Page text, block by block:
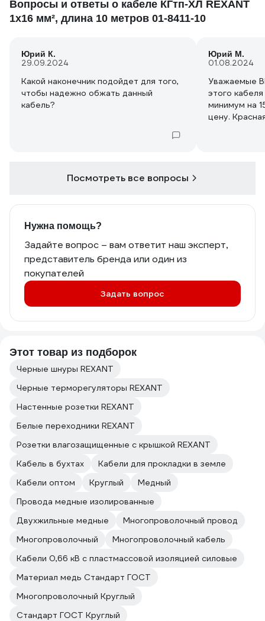
Вопросы и ответы о кабеле КГтп-ХЛ REXANT
1х16 мм², длина 10 метров 01-8411-10
Юрий К.
29.09.2024
Какой наконечник подойдет для того,
чтобы надежно обжать данный
кабель?
Юрий М.
01.08.2024
Уважаемые
этого
минимум на
цену.
Посмотреть все вопросы
Нужна помощь?
Задайте вопрос – вам ответит наш эксперт,
представитель бренда или один из
покупателей
Задать вопрос
Этот товар из подборок
Черные шнуры REXANT
Черные терморегуляторы REXANT
Настенные розетки REXANT
Белые переходники REXANT
Розетки влагозащищенные с крышкой REXANT
Кабель в бухтах
Кабели для прокладки в земле
Кабели оптом
Круглый
Медный
Провода медные изолированные
Двухжильные медные
Многопроволочный провод
Многопроволочный
Многопроволочный кабель
Кабели 0,66 кВ с пластмассовой изоляцией силовые
Материал медь Стандарт ГОСТ
Многопроволочный Круглый
Стандарт ГОСТ Круглый